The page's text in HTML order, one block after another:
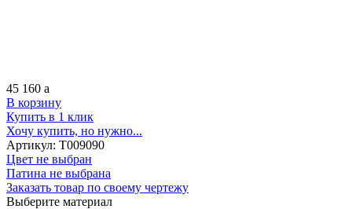
45 160 a
В корзину
Купить в 1 клик
Хочу купить, но нужно...
Артикул: Т009090
Цвет не выбран
Патина не выбрана
Заказать товар по своему чертежу
Выберите материал